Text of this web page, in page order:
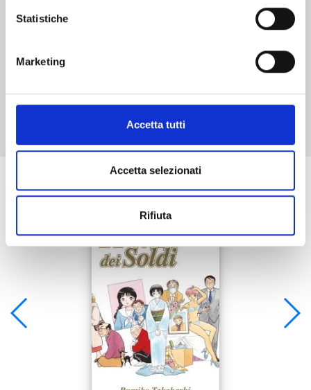
Statistiche
Marketing
Accetta tutti
Accetta selezionati
Rifiuta
Se ti è piaciuto prova anche: